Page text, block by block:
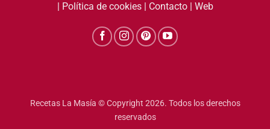
Política de cookies| Contacto| Web
Recetas La Masía © Copyright 2026. Todos los derechos
reservados